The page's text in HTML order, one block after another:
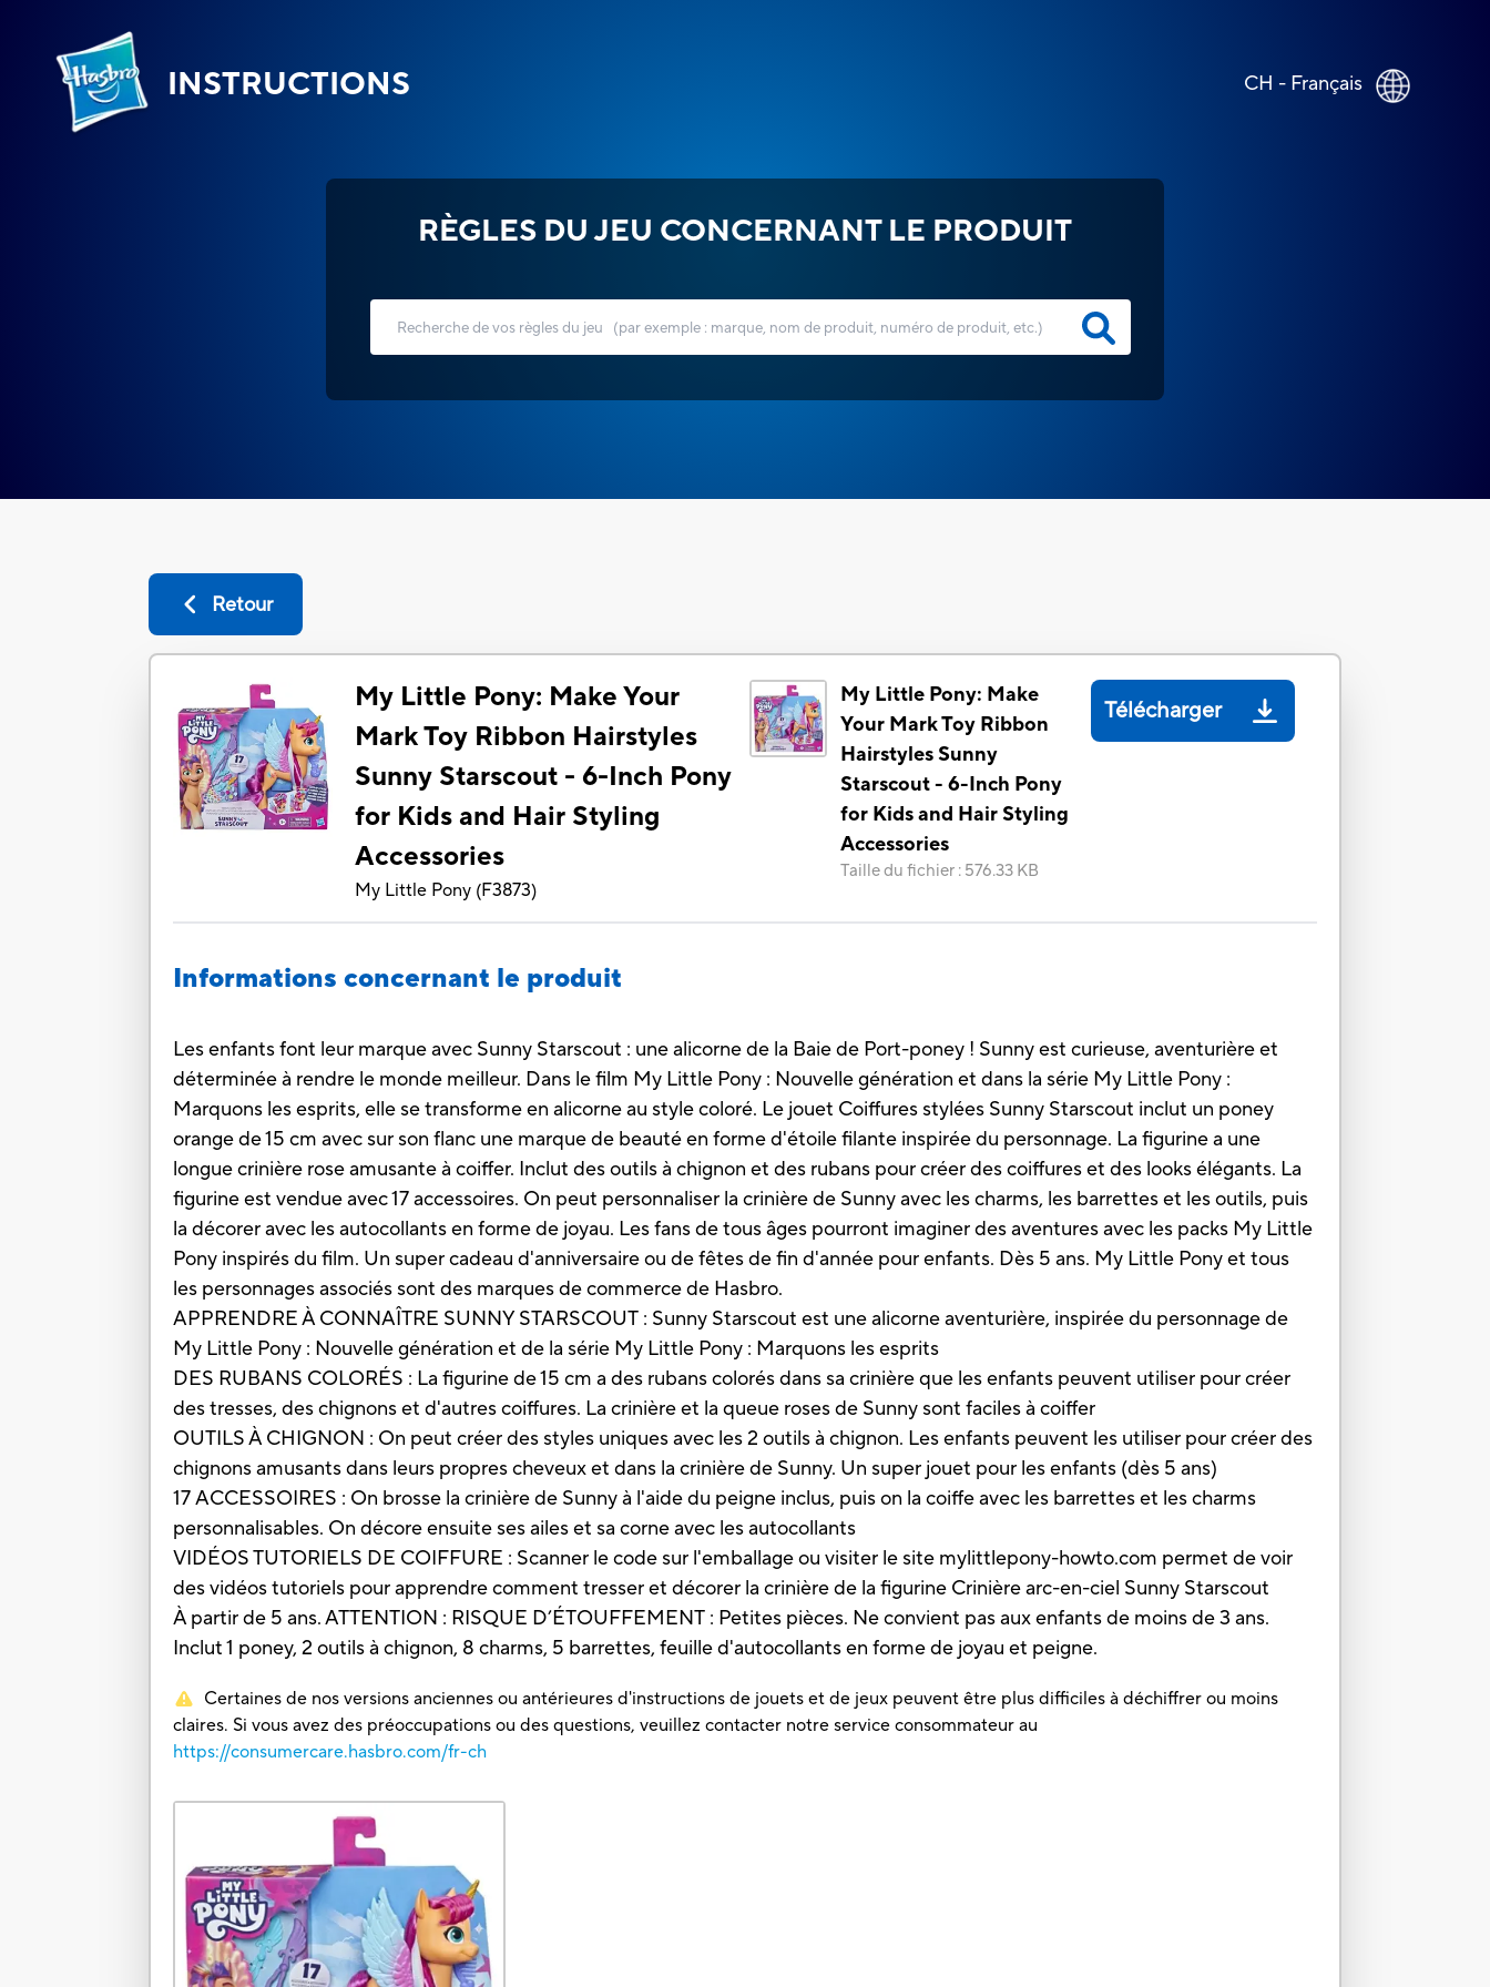
INSTRUCTIONS CH - Français
RÈGLES DU JEU CONCERNANT LE PRODUIT
Retour
My Little Pony: Make Your
Mark Toy Ribbon Hairstyles
Sunny Starscout - 6-Inch Pony
for Kids and Hair Styling
Accessories
My Little Pony (F3873)
My Little Pony: Make
Your Mark Toy Ribbon
Hairstyles Sunny
Starscout - 6-Inch Pony
for Kids and Hair Styling
Accessories
Taille du fichier : 576.33 KB
Télécharger
Informations concernant le produit
Les enfants font leur marque avec Sunny Starscout : une alicorne de la Baie de Port-poney ! Sunny est curieuse, aventurière et
déterminée à rendre le monde meilleur. Dans le film My Little Pony : Nouvelle génération et dans la série My Little Pony :
Marquons les esprits, elle se transforme en alicorne au style coloré. Le jouet Coiffures stylées Sunny Starscout inclut un poney
orange de 15 cm avec sur son flanc une marque de beauté en forme d'étoile filante inspirée du personnage. La figurine a une
longue crinière rose amusante à coiffer. Inclut des outils à chignon et des rubans pour créer des coiffures et des looks élégants. La
figurine est vendue avec 17 accessoires. On peut personnaliser la crinière de Sunny avec les charms, les barrettes et les outils, puis
la décorer avec les autocollants en forme de joyau. Les fans de tous âges pourront imaginer des aventures avec les packs My Little
Pony inspirés du film. Un super cadeau d'anniversaire ou de fêtes de fin d'année pour enfants. Dès 5 ans. My Little Pony et tous
les personnages associés sont des marques de commerce de Hasbro.
APPRENDRE À CONNAÎTRE SUNNY STARSCOUT : Sunny Starscout est une alicorne aventurière, inspirée du personnage de
My Little Pony : Nouvelle génération et de la série My Little Pony : Marquons les esprits
DES RUBANS COLORÉS : La figurine de 15 cm a des rubans colorés dans sa crinière que les enfants peuvent utiliser pour créer
des tresses, des chignons et d'autres coiffures. La crinière et la queue roses de Sunny sont faciles à coiffer
OUTILS À CHIGNON : On peut créer des styles uniques avec les 2 outils à chignon. Les enfants peuvent les utiliser pour créer des
chignons amusants dans leurs propres cheveux et dans la crinière de Sunny. Un super jouet pour les enfants (dès 5 ans)
17 ACCESSOIRES : On brosse la crinière de Sunny à l'aide du peigne inclus, puis on la coiffe avec les barrettes et les charms
personnalisables. On décore ensuite ses ailes et sa corne avec les autocollants
VIDÉOS TUTORIELS DE COIFFURE : Scanner le code sur l'emballage ou visiter le site mylittlepony-howto.com permet de voir
des vidéos tutoriels pour apprendre comment tresser et décorer la crinière de la figurine Crinière arc-en-ciel Sunny Starscout
À partir de 5 ans. ATTENTION : RISQUE D’ÉTOUFFEMENT : Petites pièces. Ne convient pas aux enfants de moins de 3 ans.
Inclut 1 poney, 2 outils à chignon, 8 charms, 5 barrettes, feuille d'autocollants en forme de joyau et peigne.
Certaines de nos versions anciennes ou antérieures d'instructions de jouets et de jeux peuvent être plus difficiles à déchiffrer ou moins
claires. Si vous avez des préoccupations ou des questions, veuillez contacter notre service consommateur au
https://consumercare.hasbro.com/fr-ch